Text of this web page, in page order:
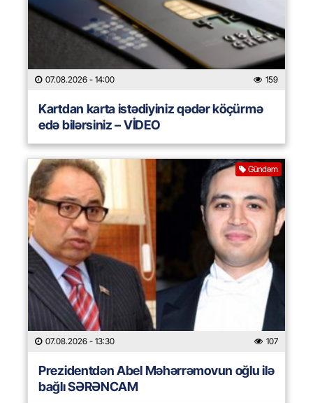
07.08.2026 - 14:00 159
Kartdan karta istədiyiniz qədər köçürmə
edə bilərsiniz – VİDEO
Gündəm
07.08.2026 - 13:30 107
Prezidentdən Abel Məhərrəmovun oğlu ilə
bağlı SƏRƏNCAM